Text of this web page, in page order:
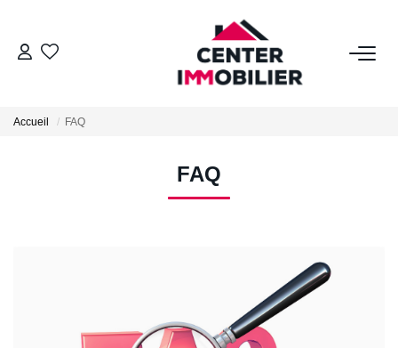
ACHETER
Déposer Un Dossier
Accueil FAQ
FAQ